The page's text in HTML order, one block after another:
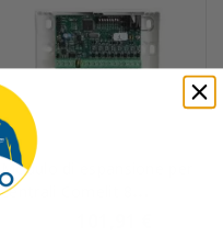
Modulo di espansione per
centrali Comelit 8